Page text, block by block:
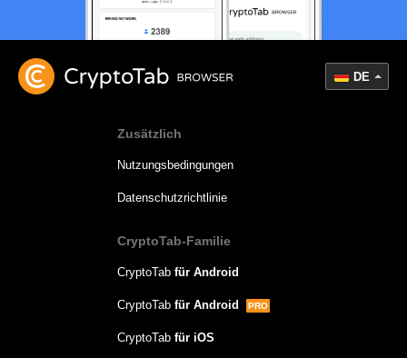
Zusätzlich
Nutzungsbedingungen
Datenschutzrichtlinie
CryptoTab-Familie
CryptoTab für Android
CryptoTab für Android PRO
CryptoTab für iOS
DE